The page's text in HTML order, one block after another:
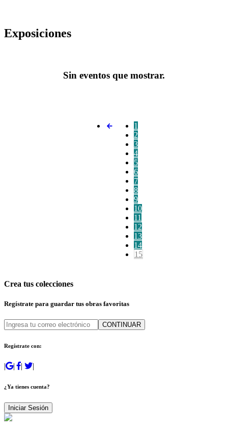
Exposiciones
Sin eventos que mostrar.
1
2
3
4
5
6
7
8
9
10
11
12
13
14
15
Crea tus colecciones
Regístrate para guardar tus obras favoritas
CONTINUAR
Regístrate con:
| | | |
¿Ya tienes cuenta?
Iniciar Sesión